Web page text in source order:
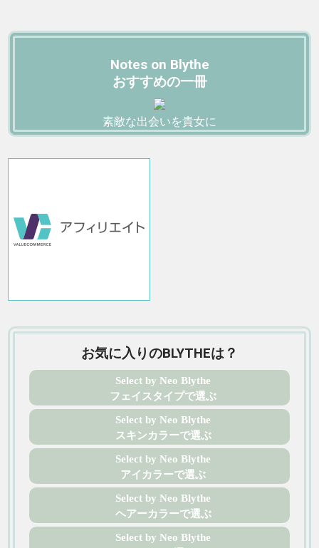
Notes on Blythe
おすすめの一冊
素敵な出会いを貴女に
お気に入りのBLYTHEは？
Select by Neo Blythe
フェイスタイプで選ぶ
Select by Neo Blythe
スキンカラーで選ぶ
Select by Neo Blythe
アイカラーで選ぶ
Select by Neo Blythe
ヘアーカラーで選ぶ
Select by Neo Blythe